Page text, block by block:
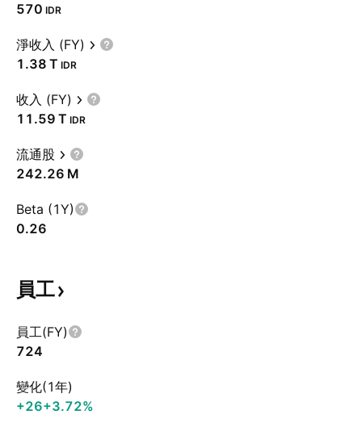
570 IDR
淨收入 (FY)
‪1.38 T‬ IDR
收入 (FY)
‪11.59 T‬ IDR
流通股
‪242.26 M‬
Beta (1Y)
0.26
員工
員工(FY)
724
變化(1年)
+26+3.72%